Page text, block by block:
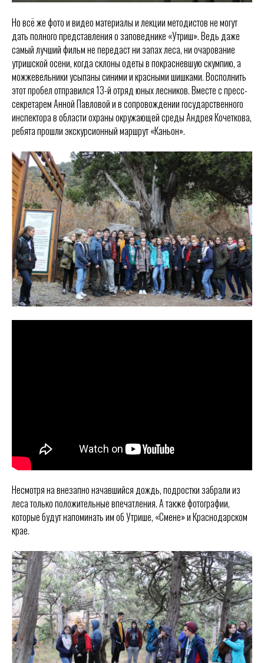
Но всё же фото и видео материалы и лекции методистов не могут
дать полного представления о заповеднике «Утриш». Ведь даже
самый лучший фильм не передаст ни запах леса, ни очарование
утришской осени, когда склоны одеты в покрасневшую скумпию, а
можжевельники усыпаны синими и красными шишками. Восполнить
этот пробел отправился 13-й отряд юных лесников. Вместе с пресс-
секретарем Анной Павловой и в сопровождении государственного
инспектора в области охраны окружающей среды Андрея Кочеткова,
ребята прошли экскурсионный маршрут «Каньон».
Несмотря на внезапно начавшийся дождь, подростки забрали из
леса только положительные впечатления. А также фотографии,
которые будут напоминать им об Утрише, «Смене» и Краснодарском
крае.